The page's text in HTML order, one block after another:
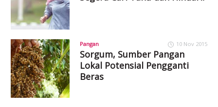
Pangan 10 Nov 2015
Sorgum, Sumber Pangan
Lokal Potensial Pengganti
Beras